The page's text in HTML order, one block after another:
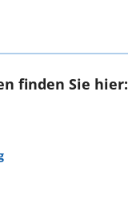
finden Sie hier: